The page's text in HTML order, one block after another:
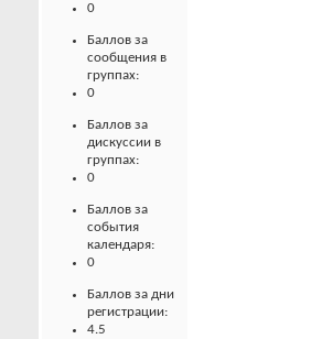
0
Баллов за
сообщения в
группах:
0
Баллов за
дискуссии в
группах:
0
Баллов за
события
календаря:
0
Баллов за дни
регистрации:
4.5